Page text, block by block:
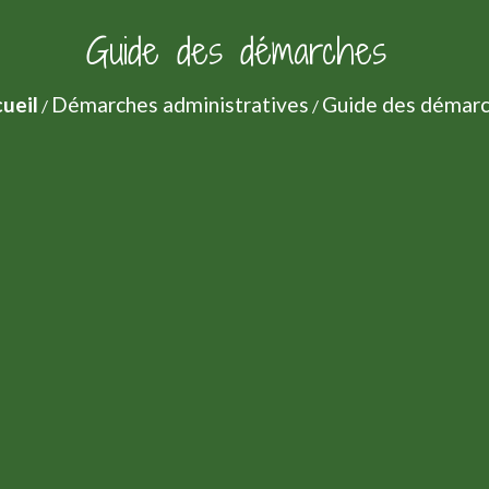
Guide des démarches
/ Démarches administratives / Guide des